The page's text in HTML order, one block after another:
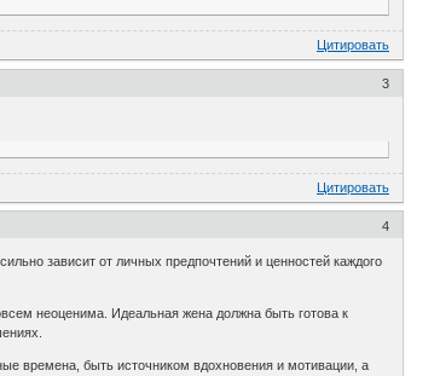
Цитировать
3
Цитировать
4
зависит от личных предпочтений и ценностей каждого
неоценима. Идеальная жена должна быть готова к
времена, быть источником вдохновения и мотивации, а